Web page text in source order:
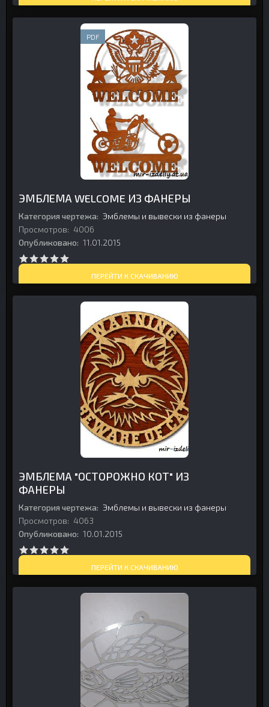
PDF
ЭМБЛЕМА WELCOME ИЗ ФАНЕРЫ
Категория чертежа: Эмблемы и вывески из фанеры
Просмотров: 4006
Опубликовано: 11.01.2015
ПЕРЕЙТИ К СКАЧИВАНИЮ
ЭМБЛЕМА "ОСТОРОЖНО КОТ" ИЗ
ФАНЕРЫ
Категория чертежа: Эмблемы и вывески из фанеры
Просмотров: 4063
Опубликовано: 10.01.2015
ПЕРЕЙТИ К СКАЧИВАНИЮ